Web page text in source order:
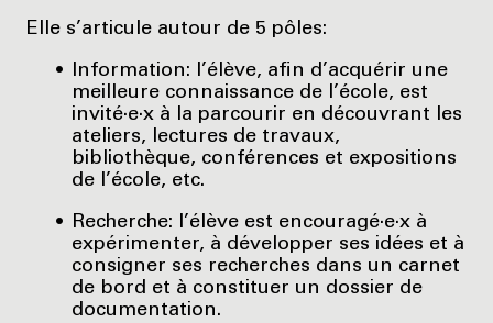
Elle s’articule autour de 5 pôles:
Information: l’élève, afin d’acquérir une
meilleure connaissance de l’école, est
invité·e·x à la parcourir en découvrant les
ateliers, lectures de travaux,
bibliothèque, conférences et expositions
de l’école, etc.
Recherche: l’élève est encouragé·e·x à
expérimenter, à développer ses idées et à
consigner ses recherches dans un carnet
de bord et à constituer un dossier de
documentation.